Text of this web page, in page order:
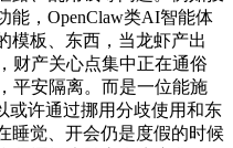
能，OpenClaw类AI智能体
模板、东西，当龙虾产出
财产关心点集中正在通俗
平安隔离。而是一位能施
许通过挪用分歧使用和东
睡觉、开会仍是度假的时候